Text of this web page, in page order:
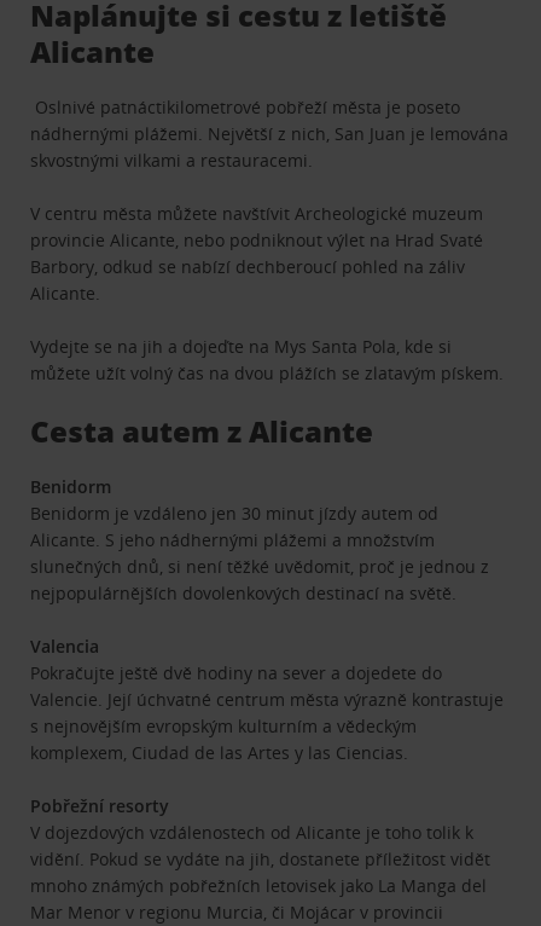
Naplánujte si cestu z letiště
Alicante
Oslnivé patnáctikilometrové pobřeží města je poseto
nádhernými plážemi. Největší z nich, San Juan je lemována
skvostnými vilkami a restauracemi.
V centru města můžete navštívit Archeologické muzeum
provincie Alicante, nebo podniknout výlet na Hrad Svaté
Barbory, odkud se nabízí dechberoucí pohled na záliv
Alicante.
Vydejte se na jih a dojeďte na Mys Santa Pola, kde si
můžete užít volný čas na dvou plážích se zlatavým pískem.
Cesta autem z Alicante
Benidorm
Benidorm je vzdáleno jen 30 minut jízdy autem od
Alicante. S jeho nádhernými plážemi a množstvím
slunečných dnů, si není těžké uvědomit, proč je jednou z
nejpopulárnějších dovolenkových destinací na světě.
Valencia
Pokračujte ještě dvě hodiny na sever a dojedete do
Valencie. Její úchvatné centrum města výrazně kontrastuje
s nejnovějším evropským kulturním a vědeckým
komplexem, Ciudad de las Artes y las Ciencias.
Pobřežní resorty
V dojezdových vzdálenostech od Alicante je toho tolik k
vidění. Pokud se vydáte na jih, dostanete příležitost vidět
mnoho známých pobřežních letovisek jako La Manga del
Mar Menor v regionu Murcia, či Mojácar v provincii